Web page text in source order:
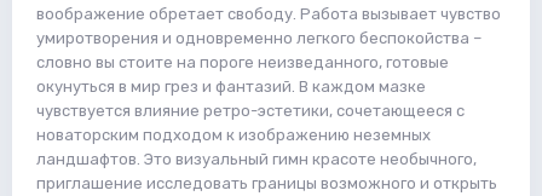
воображение обретает свободу. Работа вызывает чувство
умиротворения и одновременно легкого беспокойства –
словно вы стоите на пороге неизведанного, готовые
окунуться в мир грез и фантазий. В каждом мазке
чувствуется влияние ретро-эстетики, сочетающееся с
новаторским подходом к изображению неземных
ландшафтов. Это визуальный гимн красоте необычного,
приглашение исследовать границы возможного и открыть